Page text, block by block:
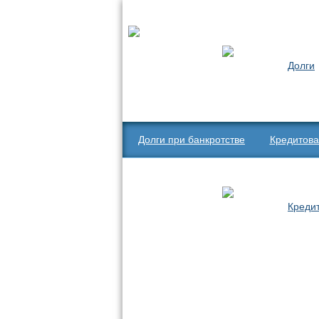
Долги при банкротстве
Долги